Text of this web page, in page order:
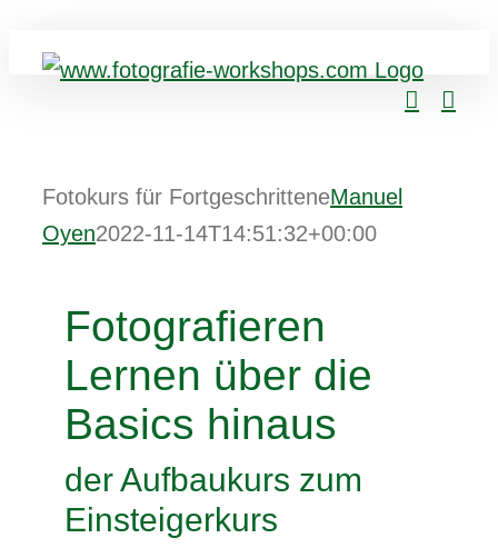
Fotokurs für FortgeschritteneManuel
Oyen2022-11-14T14:51:32+00:00
Fotografieren
Lernen über die
Basics hinaus
der Aufbaukurs zum
Einsteigerkurs